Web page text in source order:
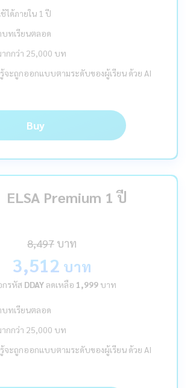
ได้ภายใน 1 ปี
ทเรียนตลอด
กกว่า 25,000 บท
จะถูกออกแบบตามระดับของผู้เรียน ด้วย AI
Buy
ELSA Premium 1 ปี
8,497 บาท
3,512 บาท
กรหัส DDAYลดเหลือ 1,999บาท
ทเรียนตลอด
กกว่า 25,000 บท
จะถูกออกแบบตามระดับของผู้เรียน ด้วย AI